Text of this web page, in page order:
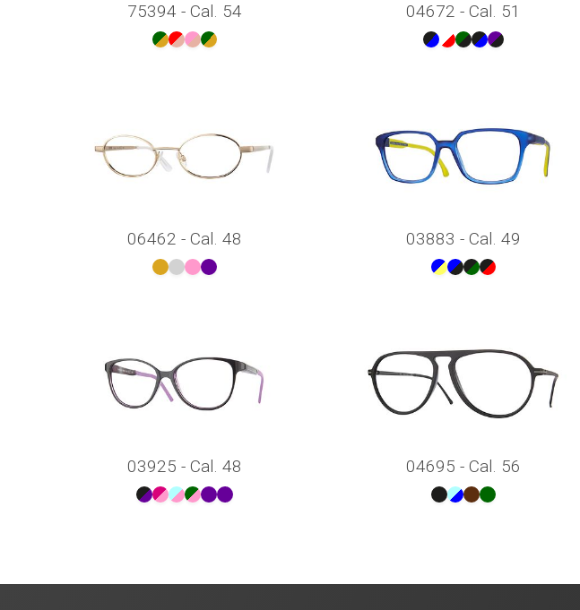
75394 - Cal. 54 04672 - Cal. 51
06462 - Cal. 48 03883 - Cal. 49
03925 - Cal. 48 04695 - Cal. 56